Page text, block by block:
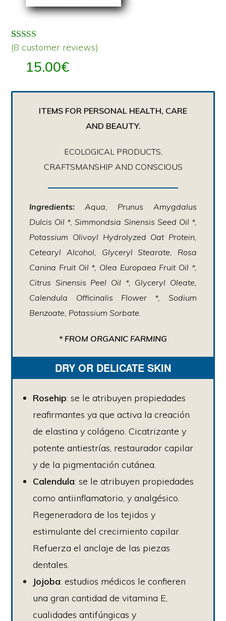
Rated5.00out of 5 based on
8
(8 customer reviews)
15.00€
ITEMS FOR PERSONAL HEALTH, CARE
AND BEAUTY.
ECOLOGICAL PRODUCTS,
CRAFTSMANSHIP AND CONSCIOUS
Ingredients: Aqua, Prunus Amygdalus
Dulcis Oil *, Simmondsia Sinensis Seed Oil *,
Potassium Olivoyl Hydrolyzed Oat Protein,
Cetearyl Alcohol, Glyceryl Stearate, Rosa
Canina Fruit Oil *, Olea Europaea Fruit Oil *,
Citrus Sinensis Peel Oil *, Glyceryl Oleate,
Calendula Officinalis Flower *, Sodium
Benzoate, Potassium Sorbate.
* FROM ORGANIC FARMING
DRY OR DELICATE SKIN
Rosehip: se le atribuyen propiedades
reafirmantes ya que activa la creación
de elastina y colágeno. Cicatrizante y
potente antiestrías, restaurador capilar
y de la pigmentación cutánea.
Calendula: se le atribuyen propiedades
como antiinflamatorio, y analgésico.
Regeneradora de los tejidos y
estimulante del crecimiento capilar.
Refuerza el anclaje de las piezas
dentales.
Jojoba: estudios médicos le confieren
una gran cantidad de vitamina E,
cualidades antifúngicas y